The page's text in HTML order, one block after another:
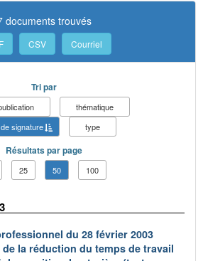
documents trouvés
CSV Courriel
Tri par
thématique
signature
type
Résultats par page
25 50 100
du 28 février 2003
la réduction du temps de travail